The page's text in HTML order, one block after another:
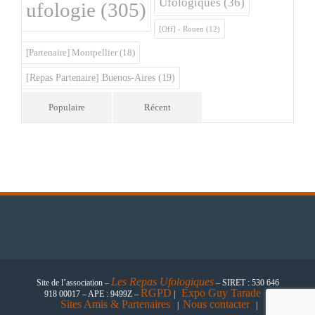
ufologie (305)
[Off] - Rouen (12)
[Partenaire] Montpellier (18)
[Repas Partenaire] Buenos-Aires (19)
Populaire Récent
Site de l’association – Les Repas Ufologiques– SIRET : 530 646
918 00017 – APE : 9499Z – RGPD Expo Guy Tarade
Sites Amis & Partenaires Nous contacter|